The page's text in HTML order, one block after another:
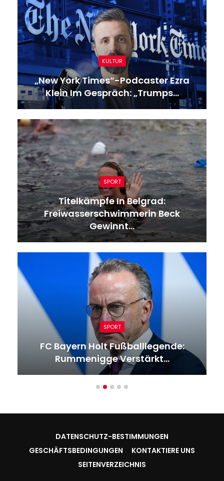
KULTUR
„New York Times“-Podcaster Ezra
Klein Im Gespräch: „Trumps…
SPORT
Titelkämpfe In Belgrad:
Freiwasserschwimmerin Beck
Gewinnt…
SPORT
FC Bayern Holt Fußballlegende:
Rummenigge Verstärkt…
DATENSCHUTZ-BESTIMMUNGEN
GESCHÄFTSBEDINGUNGEN
KONTAKTIERE UNS
SEITENVERZEICHNIS